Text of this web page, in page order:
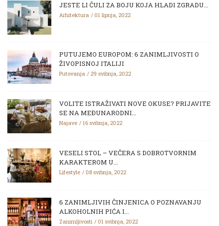
JESTE LI ČULI ZA BOJU KOJA HLADI ZGRADU...
Arhitektura 01 lipnja, 2022
PUTUJEMO EUROPOM: 6 ZANIMLJIVOSTI O
ŽIVOPISNOJ ITALIJI
Putovanja 29 svibnja, 2022
VOLITE ISTRAŽIVATI NOVE OKUSE? PRIJAVITE
SE NA MEĐUNARODNI...
Najave 16 svibnja, 2022
VESELI STOL – VEČERA S DOBROTVORNIM
KARAKTEROM U...
Lifestyle 08 svibnja, 2022
6 ZANIMLJIVIH ČINJENICA O POZNAVANJU
ALKOHOLNIH PIĆA I...
Zanimljivosti 01 svibnja, 2022